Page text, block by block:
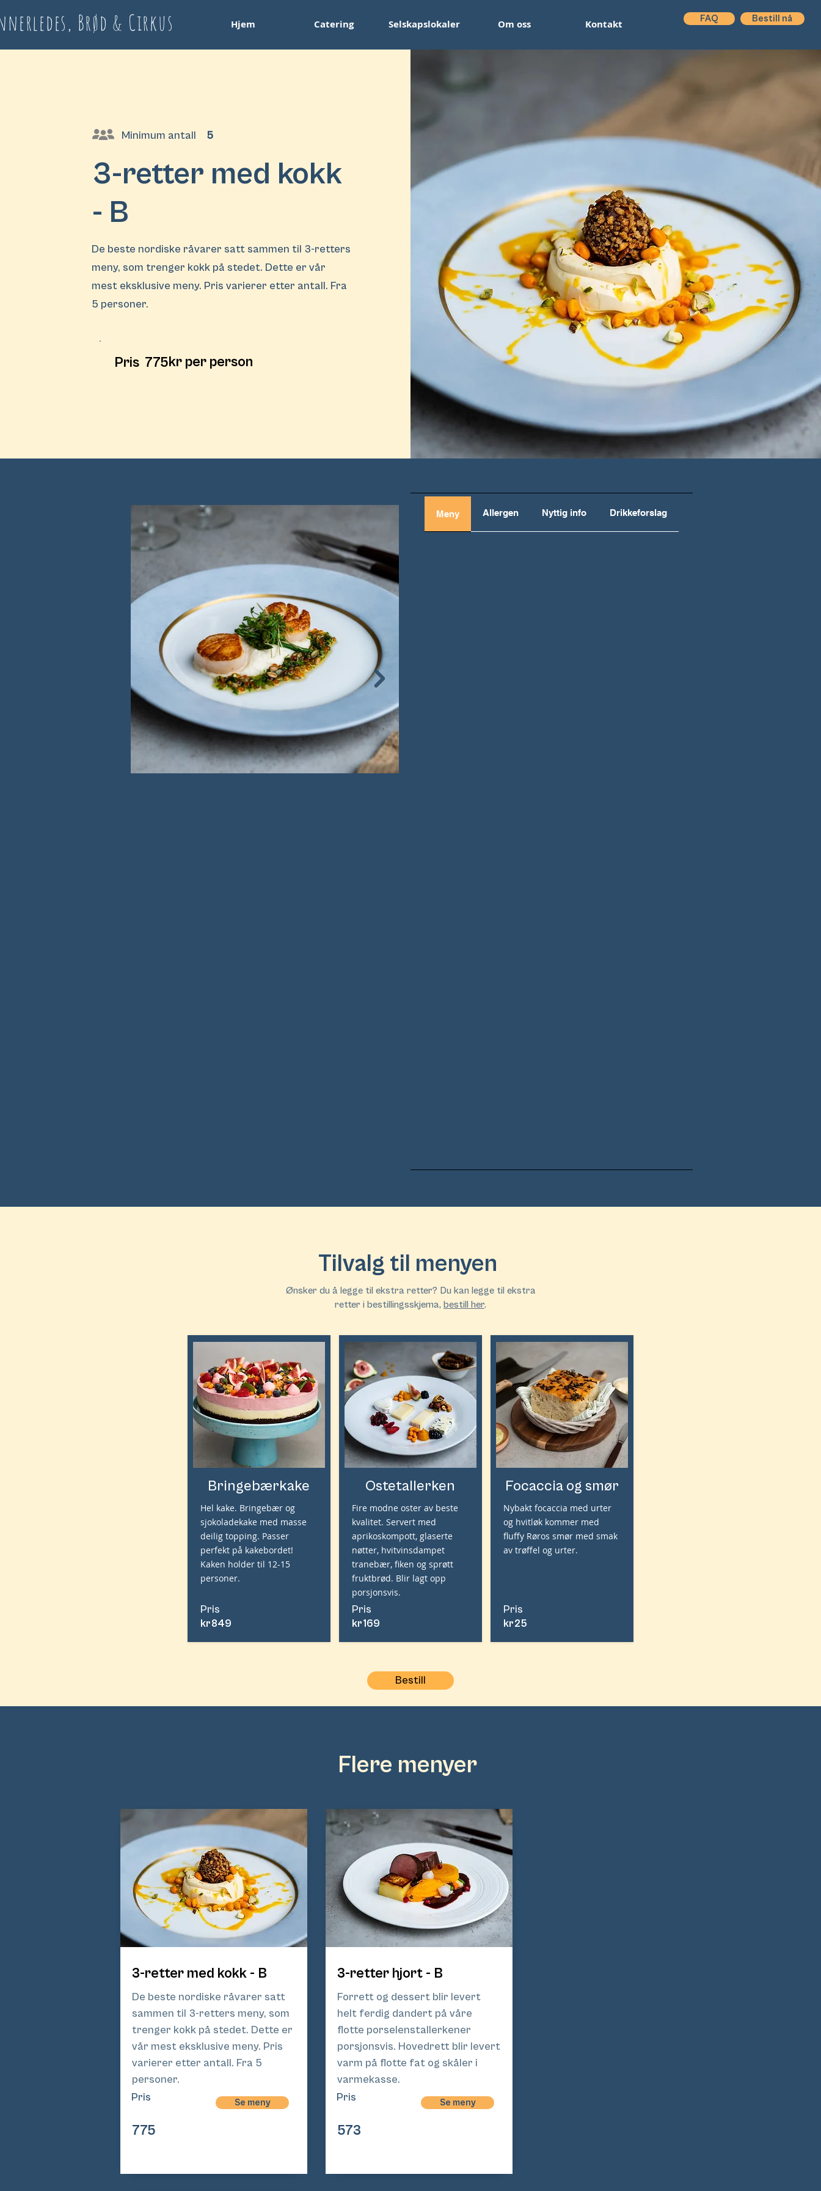
Brød & Cirkus Hjem Catering Selskapslokaler Om oss Kontakt FAQ Bestill nå
Minimum antall 5
3-retter med kokk
- B
De beste nordiske råvarer satt sammen til 3-retters
meny, som trenger kokk på stedet. Dette er vår
mest eksklusive meny. Pris varierer etter antall. Fra
5 personer.
Pris 775kr per person
Meny Allergen Nyttig info Drikkeforslag
Tilvalg til menyen
Ønsker du å legge til ekstra retter? Du kan legge til ekstra
retter i bestillingsskjema, bestill her.
Bringebærkake
Hel kake. Bringebær og
sjokoladekake med masse
deilig topping. Passer
perfekt på kakebordet!
Kaken holder til 12-15
personer.
Pris
kr849
Ostetallerken
Fire modne oster av beste
kvalitet. Servert med
aprikoskompott, glaserte
nøtter, hvitvinsdampet
tranebær, fiken og sprøtt
fruktbrød. Blir lagt opp
porsjonsvis.
Pris
kr169
Focaccia og smør
Nybakt focaccia med urter
og hvitløk kommer med
fluffy Røros smør med smak
av trøffel og urter.
Pris
kr25
Bestill
Flere menyer
3-retter med kokk - B
De beste nordiske råvarer satt
sammen til 3-retters meny, som
trenger kokk på stedet. Dette er
vår mest eksklusive meny. Pris
varierer etter antall. Fra 5
personer.
Pri
775
Pris Se meny
3-retter hjort - B
Forrett og dessert blir levert
helt ferdig dandert på våre
flotte porselenstallerkener
porsjonsvis. Hovedrett blir levert
varm på flotte fat og skåler i
varmekasse.
Pri
573
Pris Se meny